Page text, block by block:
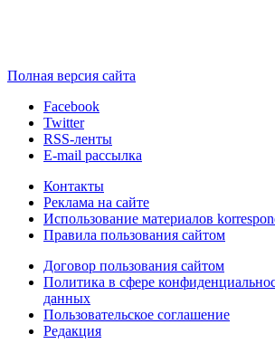
Полная версия сайта
Facebook
Twitter
RSS-ленты
E-mail рассылка
Контакты
Реклама на сайте
Использование материалов
Правила пользования сайтом
Договор пользования сайтом
Политика в сфере
данных
Пользовательское соглашение
Редакция